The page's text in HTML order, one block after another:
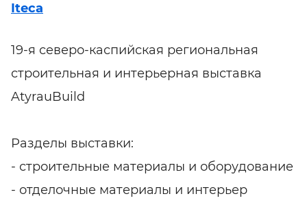
Iteca
19-я северо-каспийская региональная
строительная и интерьерная выставка
AtyrauBuild
Разделы выставки:
- строительные материалы и оборудование
- отделочные материалы и интерьер